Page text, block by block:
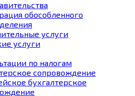
обособленного
услуги
услуги
по налогам
cопровождение
бухгалтерское